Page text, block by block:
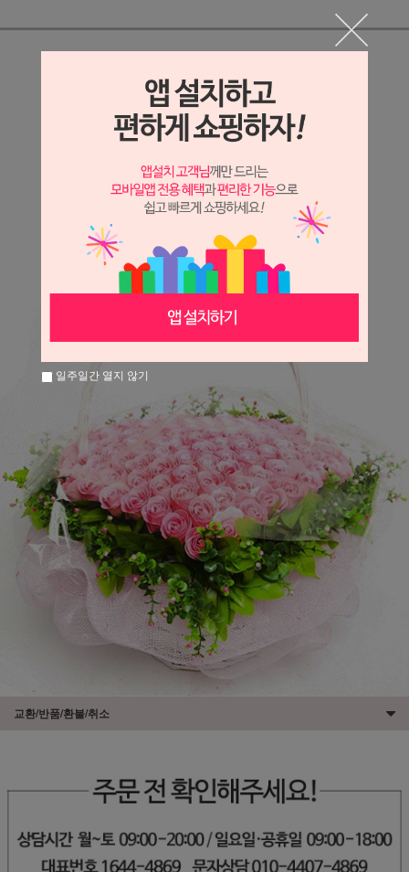
상세정보 새창 열기
상세 정보를 확대해 보실 수 있습니다.
※ 필독해주세요 ※
는 시세 변동에 따라 가격이 달라질 수 있으니
문의 후 주문 바랍니다.
교환/반품/환불/취소
일주일간 열지 않기